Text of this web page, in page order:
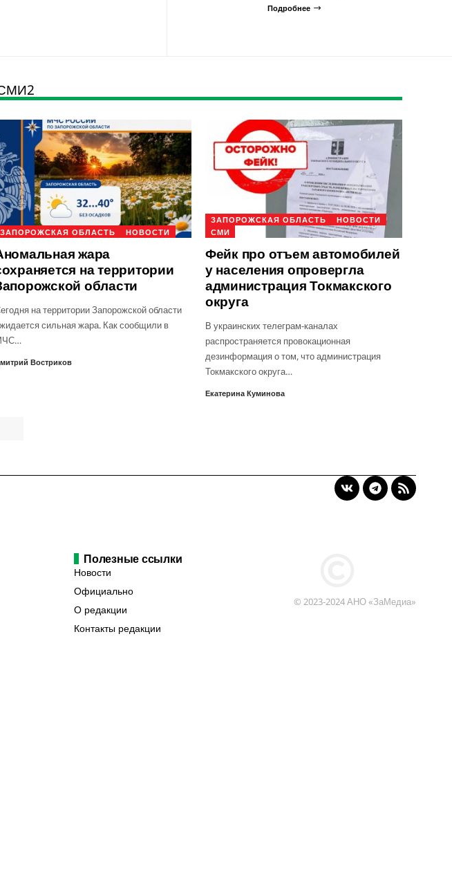
Подробнее
ЗАПОРОЖСКАЯ ОБЛАСТЬ НОВОСТИ
жара
на территории
области
на территории Запорожской области
сильная жара. Как сообщили в
Востриков
ЗАПОРОЖСКАЯ ОБЛАСТЬ
НОВОСТИ
СМИ
Фейк про отъем автомобилей
у населения опровергла
администрация Токмакского
округа
В украинских телеграм-каналах
распространяется провокационная
дезинформация о том, что администрация
Токмакского округа…
Екатерина Куминова
Полезные ссылки
Новости
Официально
О редакции
Контакты редакции
© 2023-2024 АНО «ЗаМедиа»